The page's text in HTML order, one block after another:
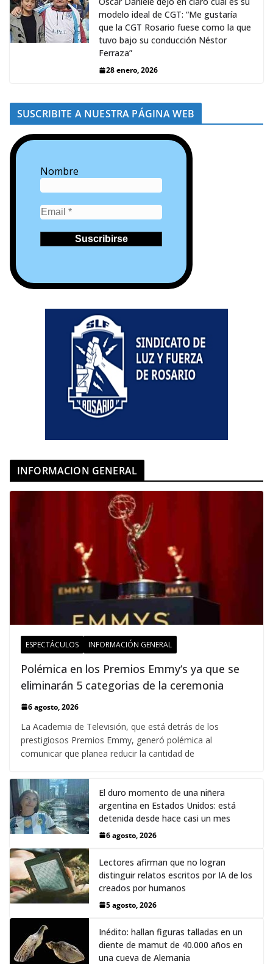
modelo ideal de CGT: “Me gustaría
que la CGT Rosario fuese como la que
tuvo bajo su conducción Néstor
Ferraza”
28 enero, 2026
SUSCRIBITE A NUESTRA PÁGINA WEB
Nombre
INFORMACION GENERAL
ESPECTÁCULOS INFORMACIÓN GENERAL
Polémica en los Premios Emmy‘s ya que se
eliminarán 5 categorias de la ceremonia
6 agosto, 2026
La Academia de Televisión, que está detrás de los
prestigiosos Premios Emmy, generó polémica al
comunicar que planea reducir la cantidad de
El duro momento de una niñera
argentina en Estados Unidos: está
detenida desde hace casi un mes
6 agosto, 2026
Lectores afirman que no logran
distinguir relatos escritos por IA de los
creados por humanos
5 agosto, 2026
Inédito: hallan figuras talladas en un
diente de mamut de 40.000 años en
una cueva de Alemania